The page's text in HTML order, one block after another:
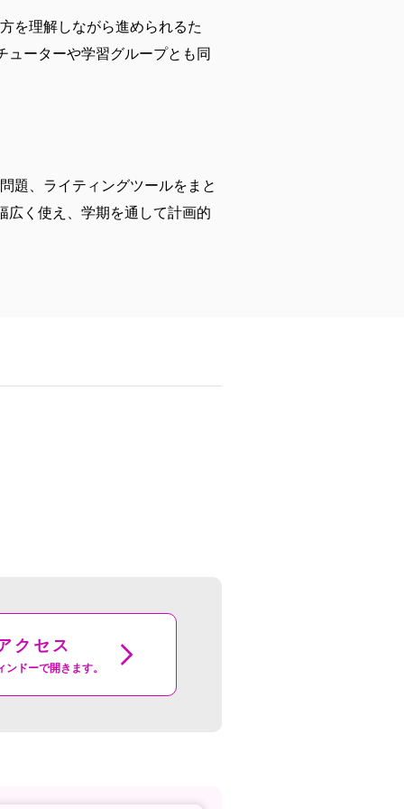
を理解しながら進められるた
ューターや学習グループとも同
題、ライティングツールをまと
広く使え、学期を通して計画的
クセス
ドーで開きます。